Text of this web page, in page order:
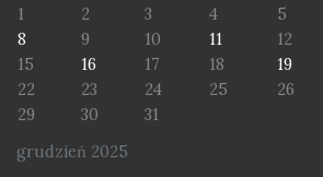
grudzień 2025
1
2 3 4 5
8
9 10 11 12
15
16 17 18 19
22
23 24 25 26
29
30 31